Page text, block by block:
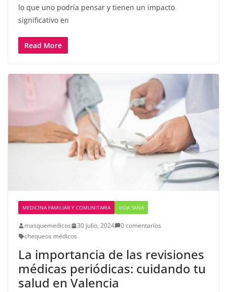
lo que uno podría pensar y tienen un impacto
significativo en
Read More
MEDICINA FAMILIAR Y COMUNITARIA VIDA SANA
masquemedicos 30 julio, 2024
0 comentarios
chequeos médicos
La importancia de las revisiones
médicas periódicas: cuidando tu
salud en Valencia